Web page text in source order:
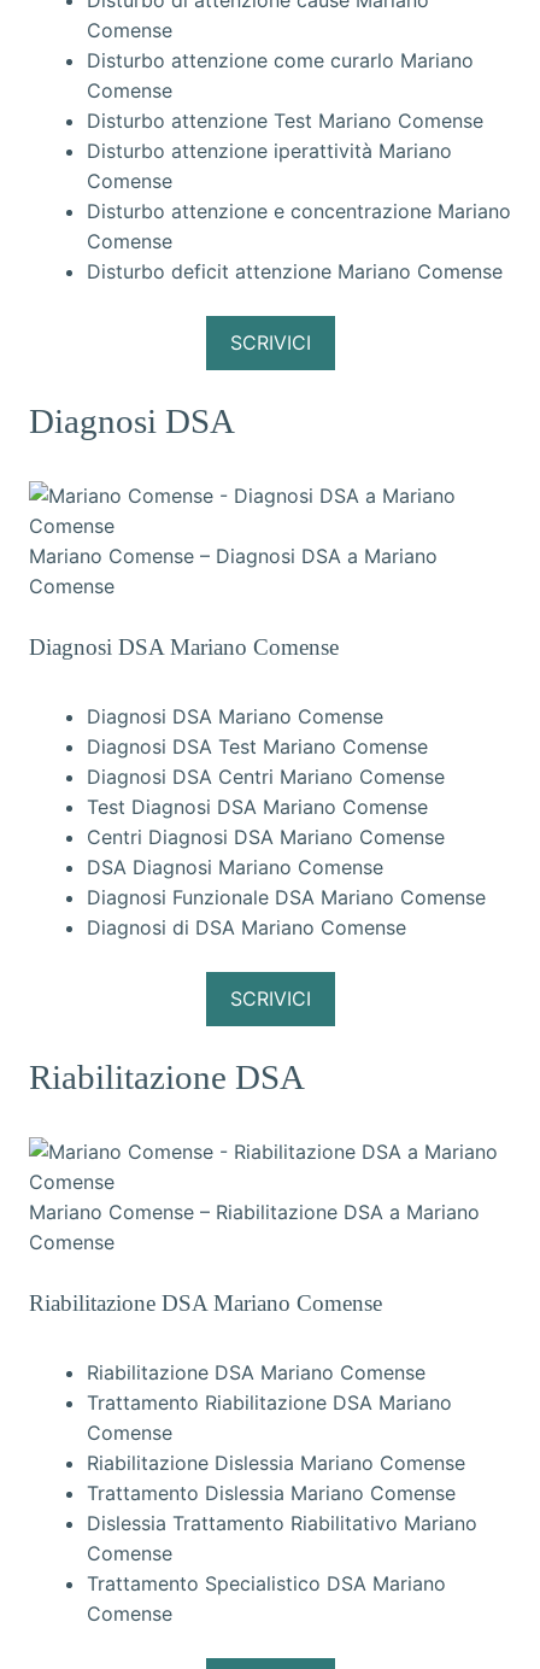
Comense
Disturbo attenzione come curarlo Mariano
Comense
Disturbo attenzione Test Mariano Comense
Disturbo attenzione iperattività Mariano
Comense
Disturbo attenzione e concentrazione Mariano
Comense
Disturbo deficit attenzione Mariano Comense
SCRIVICI
Diagnosi DSA
Mariano Comense – Diagnosi DSA a Mariano
Comense
Diagnosi DSA Mariano Comense
Diagnosi DSA Mariano Comense
Diagnosi DSA Test Mariano Comense
Diagnosi DSA Centri Mariano Comense
Test Diagnosi DSA Mariano Comense
Centri Diagnosi DSA Mariano Comense
DSA Diagnosi Mariano Comense
Diagnosi Funzionale DSA Mariano Comense
Diagnosi di DSA Mariano Comense
SCRIVICI
Riabilitazione DSA
Mariano Comense – Riabilitazione DSA a Mariano
Comense
Riabilitazione DSA Mariano Comense
Riabilitazione DSA Mariano Comense
Trattamento Riabilitazione DSA Mariano
Comense
Riabilitazione Dislessia Mariano Comense
Trattamento Dislessia Mariano Comense
Dislessia Trattamento Riabilitativo Mariano
Comense
Trattamento Specialistico DSA Mariano
Comense